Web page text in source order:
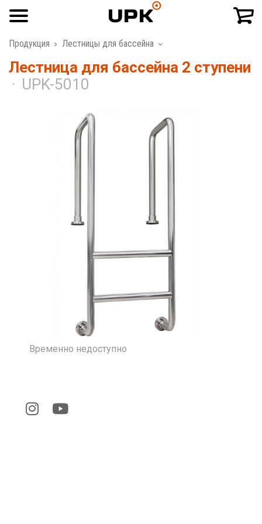
Продукция Лестницы для бассейна
Лестница для бассейна 2 ступени
UPK-5010
Временно недоступно